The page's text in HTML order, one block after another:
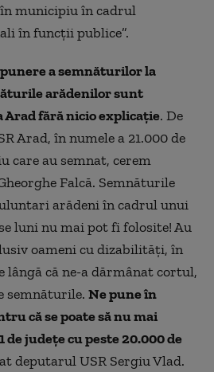
municipiu în cadrul
în funcţii publice”.
a semnăturilor la
arădenilor sunt
fără nicio explicaţie. De
Arad, în numele a 21.000 de
care au semnat, cerem
Falcă. Semnăturile
arădeni în cadrul unui
luni nu mai pot fi folosite! Au
oameni cu dizabilităţi, în
lângă că ne-a dărmânat cortul,
semnăturile. Ne pune în
că se poate să nu mai
judeţe cu peste 20.000 de
deputarul USR Sergiu Vlad.